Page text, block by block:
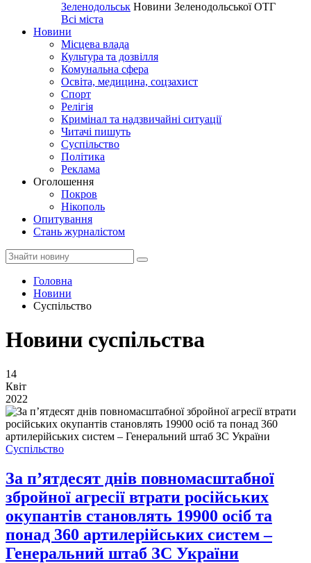
Зеленодольськ Новини Зеленодольської ОТГ
Всі міста
Новини
Місцева влада
Культура та дозвілля
Комунальна сфера
Освіта, медицина, соцзахист
Спорт
Релігія
Кримінал та надзвичайні ситуації
Читачі пишуть
Суспільство
Політика
Реклама
Оголошення
Покров
Нікополь
Опитування
Стань журналістом
Головна
Новини
Суспільство
Новини суспільства
14
Квіт
2022
Суспільство
За п’ятдесят днів повномасштабної
збройної агресії втрати російських
окупантів становлять 19900 осіб та
понад 360 артилерійських систем –
Генеральний штаб ЗС України